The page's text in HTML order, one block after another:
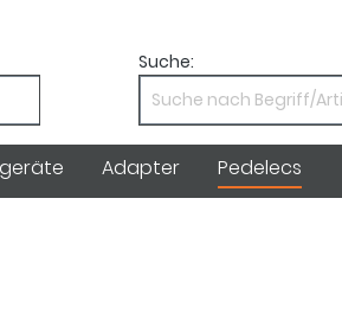
Suche:
Adapter Pedelecs